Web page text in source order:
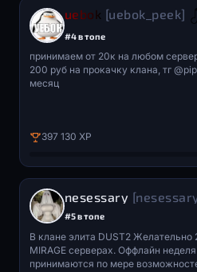
uebok [uebok_peek]
#4 в топе
принимаем от 20к на любом
200 руб на прокачку клана, тг
месяц
397 130 XP
nesessary
#5 в топе
В клане элита DUST2 Желательно
MIRAGE серверах. Оффлайн
принимаются по мере